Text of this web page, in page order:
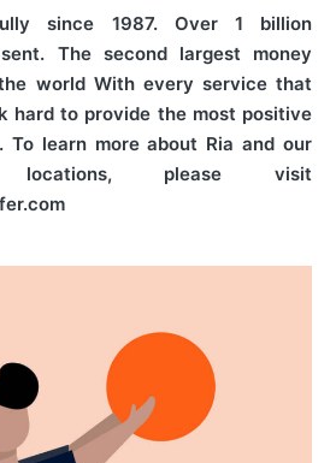
since 1987. Over 1 billion
The second largest money
world With every service that
hard to provide the most positive
To learn more about Ria and our
locations, please visit